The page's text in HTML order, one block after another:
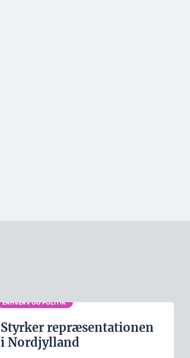
ERHVERV OG POLITIK
Styrker repræsentationen
i Nordjylland